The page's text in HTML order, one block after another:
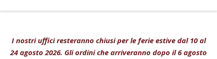
I nostri uffici resteranno chiusi per le ferie estive dal 10 al
24 agosto 2026. Gli ordini che arriveranno dopo il 6 agosto